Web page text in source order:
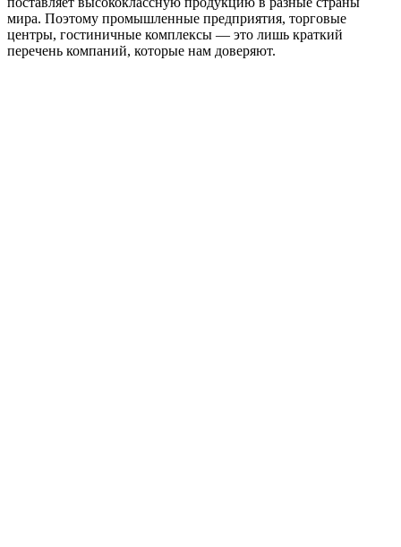
мира. Поэтому промышленные предприятия, торговые
центры, гостиничные комплексы — это лишь краткий
перечень компаний, которые нам доверяют.